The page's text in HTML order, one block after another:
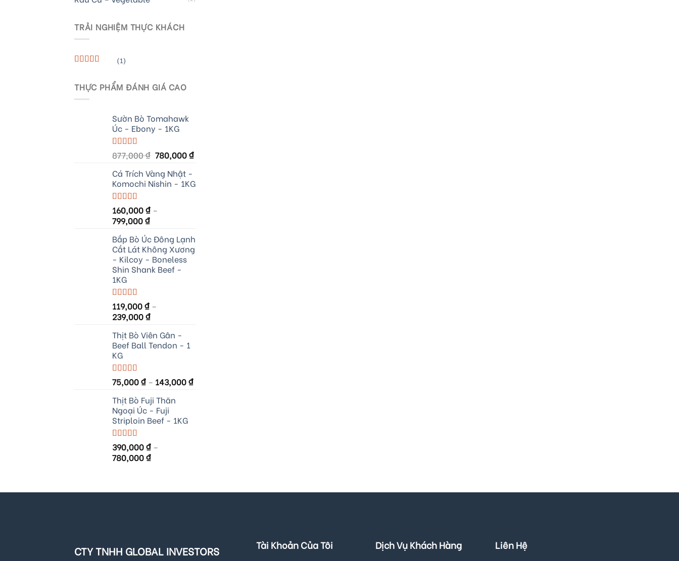
TRẢI NGHIỆM THỰC KHÁCH
(1)
THỰC PHẨM ĐÁNH GIÁ CAO
Sườn Bò Tomahawk
Úc - Ebony - 1KG
Rated5.00
out of 5
877,000₫ Original
was:
877,000 ₫.
780,000₫Current
780,000 ₫.
Cá Trích Vàng Nhật -
Komochi Nishin - 1KG
Rated5.00
out of 5
160,000₫ –
799,000₫
Bắp Bò Úc Đông Lạnh
Cắt Lát Không Xương
- Kilcoy - Boneless
Shin Shank Beef -
1KG
Rated5.00
out of 5
119,000₫ –
239,000₫
Thịt Bò Viên Gân -
Beef Ball Tendon - 1
KG
Rated5.00
out of 5
75,000₫ – 143,000₫
Thịt Bò Fuji Thăn
Ngoại Úc - Fuji
Striploin Beef - 1KG
Rated5.00
out of 5
390,000₫ –
780,000₫
CTY TNHH GLOBAL INVESTORS Tài Khoản Của Tôi Dịch Vụ Khách Hàng Liên Hệ